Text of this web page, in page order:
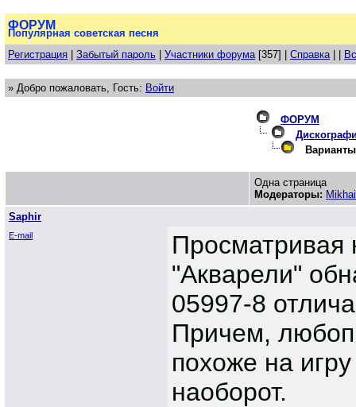
ФОРУМ
Популярная советская песня
Регистрация
Забытый пароль Участники форума[357] | Справка| |
» Добро пожаловать, Гость: Войти
ФОРУМ
Одна страница
Модераторы:
Saphir
E-mail
"Акварели"
05997-8
Причем,
похоже на
наоборот.